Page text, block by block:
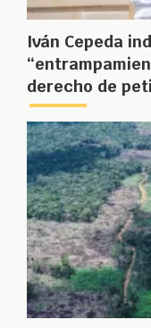
Iván Cepeda
derecho de